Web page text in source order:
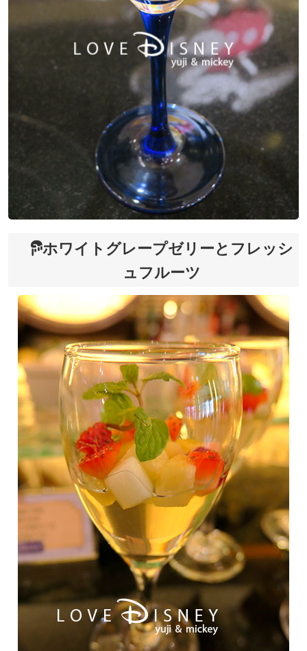
ホワイトグレープゼリーとフレッシ
ュフルーツ